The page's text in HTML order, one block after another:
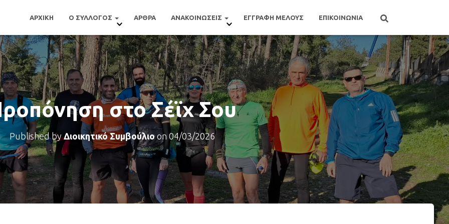
ΑΡΧΙΚΗ Ο ΣΥΛΛΟΓΟΣ ΑΡΘΡΑ ΑΝΑΚΟΙΝΩΣΕΙΣ ΕΓΓΡΑΦΗ ΜΕΛΟΥΣ ΕΠΙΚΟΙΝΩΝΙΑ
στο Σέϊχ Σου
Published byΔιοικητικό Συμβούλιοon 04/03/2026